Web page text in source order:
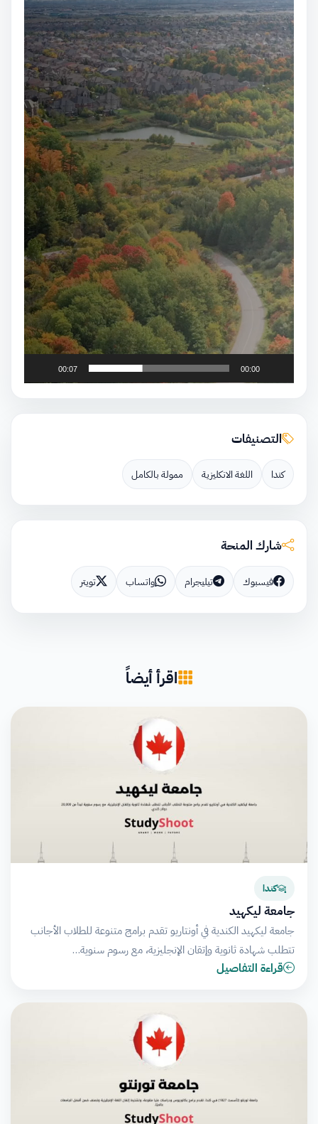
00:00
00:07
التصنيفات
كندا اللغة الانكليزية ممولة بالكامل
شارك المنحة
فيسبوك تيليجرام واتساب تويتر
اقرأ أيضاً
كندا
جامعة ليكهيد
جامعة ليكهيد الكندية في أونتاريو تقدم برامج متنوعة للطلاب الأجانب
تتطلب شهادة ثانوية وإتقان الإنجليزية، مع رسوم سنوية…
قراءة التفاصيل